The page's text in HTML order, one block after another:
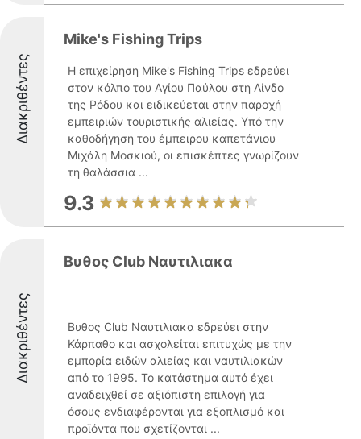
Διακριθέντες
Mike's Fishing Trips
Η επιχείρηση Mike's Fishing Trips εδρεύει
στον κόλπο του Αγίου Παύλου στη Λίνδο
της Ρόδου και ειδικεύεται στην παροχή
εμπειριών τουριστικής αλιείας. Υπό την
καθοδήγηση του έμπειρου καπετάνιου
Μιχάλη Μοσκιού, οι επισκέπτες γνωρίζουν
τη θαλάσσια ...
9.3
Διακριθέντες
Βυθος Club Ναυτιλιακα
Βυθος Club Ναυτιλιακα εδρεύει στην
Κάρπαθο και ασχολείται επιτυχώς με την
εμπορία ειδών αλιείας και ναυτιλιακών
από το 1995. Το κατάστημα αυτό έχει
αναδειχθεί σε αξιόπιστη επιλογή για
όσους ενδιαφέρονται για εξοπλισμό και
προϊόντα που σχετίζονται ...